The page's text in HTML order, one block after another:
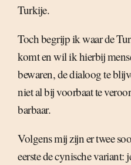
Turkije.
Toch begrijp ik waar de
komt en wil ik hierbij
bewaren, de dialoog te
niet al bij voorbaat te
barbaar.
Volgens mij zijn er twee
eerste de cynische variant: